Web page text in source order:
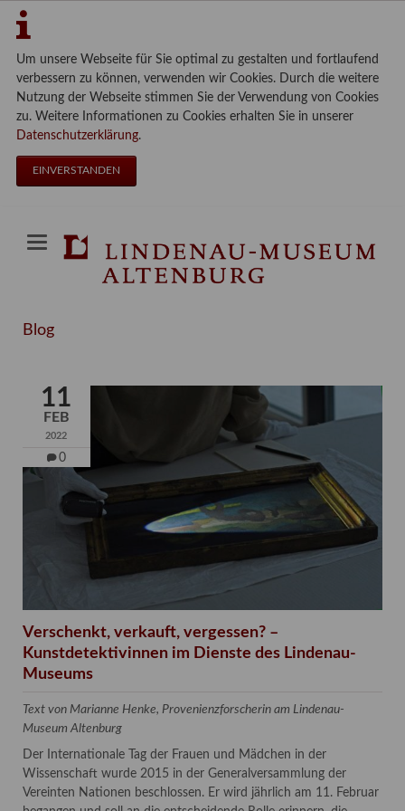
Um unsere Webseite für Sie optimal zu gestalten und fortlaufend
verbessern zu können, verwenden wir Cookies. Durch die weitere
Nutzung der Webseite stimmen Sie der Verwendung von Cookies
zu. Weitere Informationen zu Cookies erhalten Sie in unserer
Datenschutzerklärung.
EINVERSTANDEN
Blog
11
FEB
2022
0
Verschenkt, verkauft, vergessen? –
Kunstdetektivinnen im Dienste des Lindenau-
Museums
Text von Marianne Henke, Provenienzforscherin am Lindenau-
Museum Altenburg
Der Internationale Tag der Frauen und Mädchen in der
Wissenschaft wurde 2015 in der Generalversammlung der
Vereinten Nationen beschlossen. Er wird jährlich am 11. Februar